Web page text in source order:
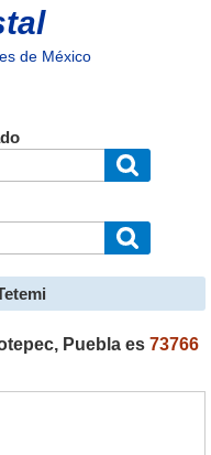
de México
, Puebla es 73766